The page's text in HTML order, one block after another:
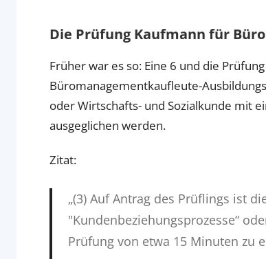
Die Prüfung Kaufmann für
Früher war es so: Eine 6 und die
Büromanagementkaufleute-
oder Wirtschafts- und Sozialkunde mit
ausgeglichen werden.
Zitat:
„(3) Auf Antrag des Prüflings ist
"Kundenbeziehungsprozesse“
Prüfung von etwa 15 Minuten zu